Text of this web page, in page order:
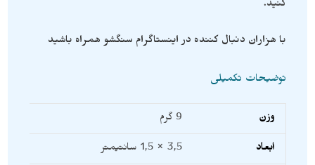
کنید.
با هزاران دنبال کننده در اینستاگرام سنگشو همراه باشید
توضیحات تکمیلی
وزن 9 گرم
ابعاد 3,5 × 1,5 سانتیمتر